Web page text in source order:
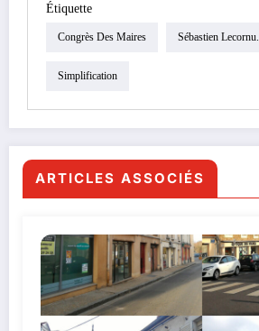
Étiquette
Congrès Des Maires Sébastien Lecornu.
Simplification
ARTICLES ASSOCIÉS